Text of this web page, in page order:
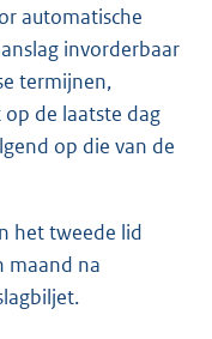
automatische
invorderbaar
termijnen,
de laatste dag
op die van de
het tweede lid
maand na